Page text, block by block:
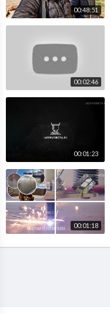
00:48:51
00:02:46
00:01:23
00:01:18